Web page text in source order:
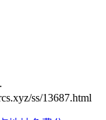
ss/13687.html